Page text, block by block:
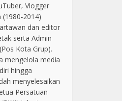
Vlogger
(1980-2014)
dan editor
serta Admin
Kota Grup).
mengelola media
hingga
menyelesaikan
Persatuan